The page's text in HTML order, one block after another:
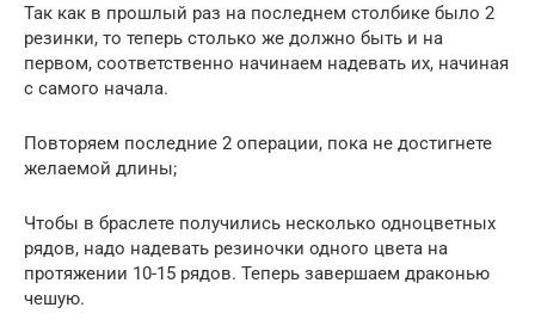
Так как в прошлый раз на последнем столбике было 2
резинки, то теперь столько же должно быть и на
первом, соответственно начинаем надевать их, начиная
с самого начала.
Повторяем последние 2 операции, пока не достигнете
желаемой длины;
Чтобы в браслете получились несколько одноцветных
рядов, надо надевать резиночки одного цвета на
протяжении 10-15 рядов. Теперь завершаем драконью
чешую.